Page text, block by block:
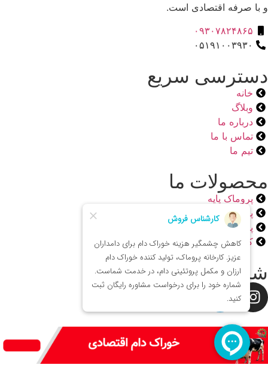
و با صرفه اقتصادی است.
۰۹۳۰۷۸۲۴۸۶۵
۰۵۱۹۱۰۰۳۹۳۰
دسترسی سریع
خانه
وبلاگ
درباره ما
تماس با ما
تیم ما
محصولات ما
پروماک پایه
پروماک اقتصادی
پروماک ویژه
کنستانتره پروماک
شبکه های اجتماعی